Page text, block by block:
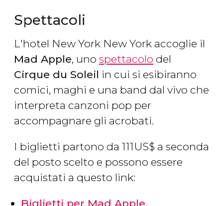
Spettacoli
L'hotel New York New York accoglie il
Mad Apple, uno spettacolo del
Cirque du Soleil in cui si esibiranno
comici, maghi e una band dal vivo che
interpreta canzoni pop per
accompagnare gli acrobati.
I biglietti partono da 111 US$ a seconda
del posto scelto e possono essere
acquistati a questo link:
Biglietti per Mad Apple,